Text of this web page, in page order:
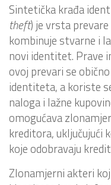
Sintetička krađa
theft) je vrsta
kombinuje stvarne i
novi identitet. Prave
ovoj prevari se
identiteta, a koriste
naloga i lažne
omogućava
kreditora, uključujući
koje odobravaju
Zlonamjerni akteri